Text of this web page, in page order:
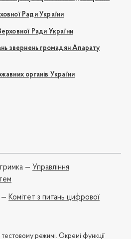
Ради України
Ради України
звернень громадян Апарату
органів України
— Управління
— Комітет з питань цифрової
режимі. Окремі функції